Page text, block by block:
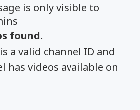
is only visible to
found.
a valid channel ID and
has videos available on